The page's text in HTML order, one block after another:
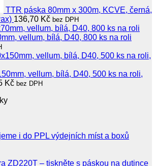
TTR páska 80mm x 300m, KCVE, černá,
136,70 Kč bez DPH
vellum, bílá, D40, 800 ks na roli
vellum, bílá, D40, 500 ks na roli,
Kč bez DPH
i do PPL výdejních míst a boxů
textu
ZD220T – tiskněte s páskou na dutince